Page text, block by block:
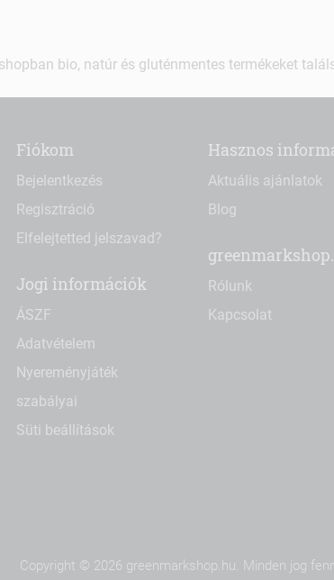
bio, natúr és gluténmentes termékeket
Fiókom
Bejelentkezés
Regisztráció
Elfelejtetted jelszavad?
Jogi információk
ÁSZF
Adatvételem
Nyereményjáték
szabályai
Süti beállítások
Hasznos
Aktuális ajánlatok
Blog
Rólunk
Kapcsolat
Copyright © 2026 greenmarkshop.hu. Minden jog